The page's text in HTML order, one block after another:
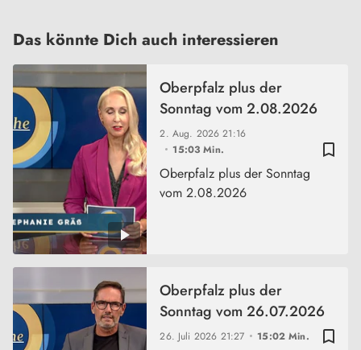
Das könnte Dich auch interessieren
bookmark_border
2. Aug. 202621:16
15:03 Min.
Oberpfalz plus der
Sonntag vom 2.08.2026
Oberpfalz plus der Sonntag
vom 2.08.2026
bookmark_border
26. Juli 2026 21:27 15:02 Min.
Oberpfalz plus der
Sonntag vom 26.07.2026